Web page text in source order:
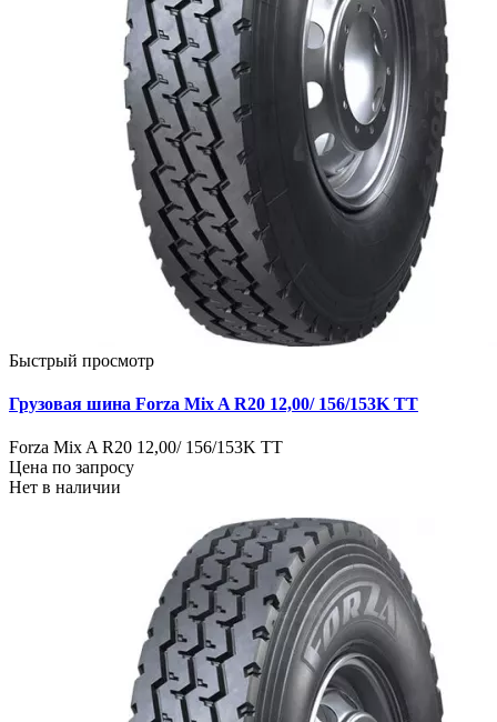
Быстрый просмотр
Грузовая шина Forza Mix A R20 12,00/ 156/153K TT
Forza Mix A R20 12,00/ 156/153K TT
Цена по запросу
Нет в наличии